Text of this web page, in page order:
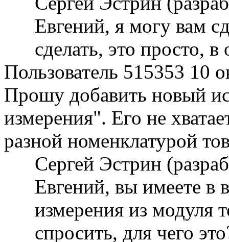
Евгений, я могу вам
сделать, это просто,
Пользователь 515353 10
Прошу добавить новый
измерения". Его не
разной номенклатурой
Сергей Эстрин
Евгений, вы имеете в
измерения из модуля
спросить, для чего